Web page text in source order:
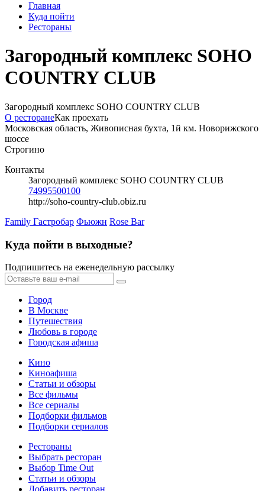
Главная
Куда пойти
Рестораны
Загородный комплекс SOHO
COUNTRY CLUB
Загородный комплекс SOHO COUNTRY CLUB
О ресторанеКак проехать
Московская область, Живописная бухта, 1й км. Новорижского
шоссе
Строгино
Контакты
Загородный комплекс SOHO COUNTRY CLUB
74995500100
http://soho-country-club.obiz.ru
Family Гастробар Фьюжн Rose Bar
Куда пойти в выходные?
Подпишитесь на еженедельную рассылку
Город
В Москве
Путешествия
Любовь в городе
Городская афиша
Кино
Киноафиша
Статьи и обзоры
Все фильмы
Все сериалы
Подборки фильмов
Подборки сериалов
Рестораны
Выбрать ресторан
Выбор Time Out
Статьи и обзоры